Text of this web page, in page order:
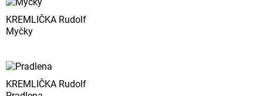
KREMLIČKA Rudolf
Myčky
KREMLIČKA Rudolf